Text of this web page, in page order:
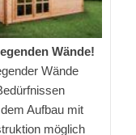
Wände!
Wände
Aufbau mit
möglich